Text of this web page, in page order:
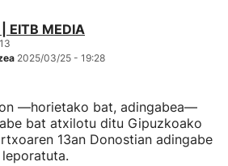
EITB MEDIA
2025/03/25 - 19:28
—horietako bat, adingabea—
bat atxilotu ditu Gipuzkoako
13an Donostian adingabe